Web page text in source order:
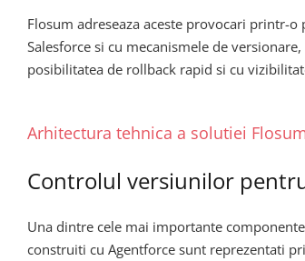
Flosum adreseaza aceste provocari printr-o
Salesforce si cu mecanismele de
posibilitatea de rollback rapid si cu
Arhitectura tehnica a solutiei
Controlul versiunilor
Una dintre cele mai importante
construiti cu Agentforce sunt reprezentati